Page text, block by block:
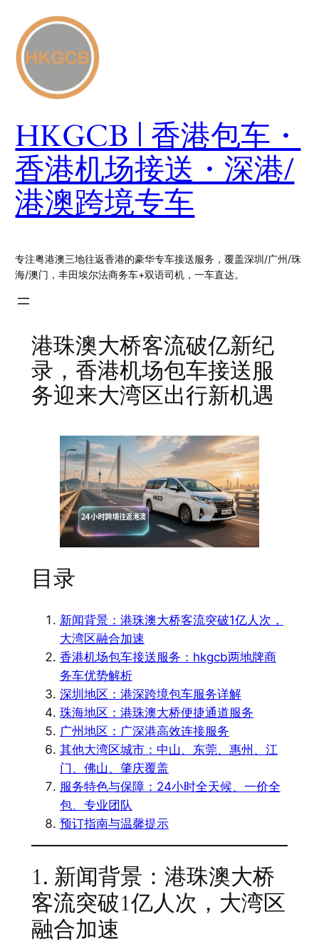
内
容
HKGCB | 香港包车・
香港机场接送・深港/
港澳跨境专车
专注粤港澳三地往返香港的豪华专车接送服务，覆盖深圳/广州/珠
海/澳门，丰田埃尔法商务车+双语司机，一车直达。
港珠澳大桥客流破亿新纪
录，香港机场包车接送服
务迎来大湾区出行新机遇
目录
新闻背景：港珠澳大桥客流突破1亿人次，
大湾区融合加速
香港机场包车接送服务：hkgcb两地牌商
务车优势解析
深圳地区：港深跨境包车服务详解
珠海地区：港珠澳大桥便捷通道服务
广州地区：广深港高效连接服务
其他大湾区城市：中山、东莞、惠州、江
门、佛山、肇庆覆盖
服务特色与保障：24小时全天候、一价全
包、专业团队
预订指南与温馨提示
1. 新闻背景：港珠澳大桥
客流突破1亿人次，大湾区
融合加速